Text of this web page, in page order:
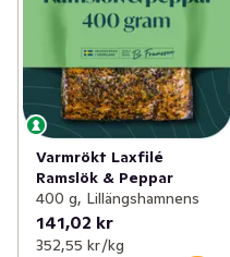
Varmrökt Laxfilé
Ramslök & Peppar
400 g, Lillängshamnens
141,02 kr
352,55 kr /kg